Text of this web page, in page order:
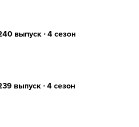
выпуск ∙ 4 сезон
выпуск ∙ 4 сезон